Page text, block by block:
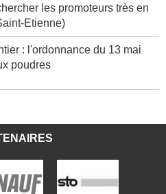
les promoteurs très en
Etienne)
: l'ordonnance du 13 mai
poudres